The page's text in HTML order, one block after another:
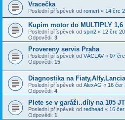
Vracečka
Poslední příspěvek od romert « 14 črc
Kupim motor do MULTIPLY 1,6
Poslední příspěvek od spin2 « 12 črc
Odpovědi: 3
Provereny servis Praha
Poslední příspěvek od VÁCLAV « 07
Odpovědi: 15
Diagnostika na
Poslední příspěvek od AlexAG « 16 čer
Odpovědi: 4
Plete se v garáži..díly na 105
Poslední příspěvek od redhead « 16
Odpovědi: 1